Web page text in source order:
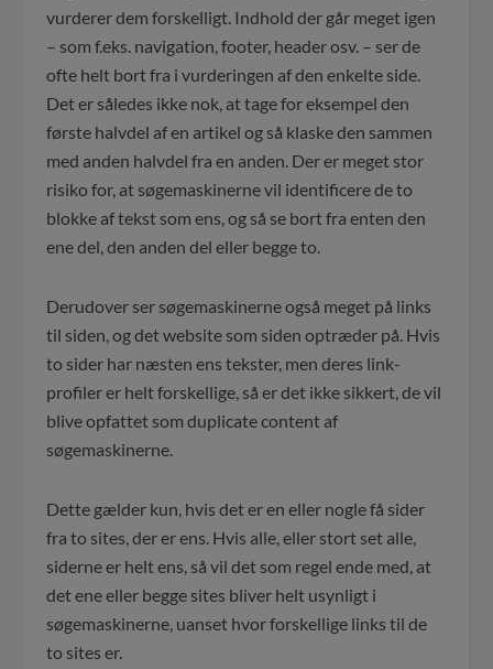
vurderer dem forskelligt. Indhold der går meget igen
– som f.eks. navigation, footer, header osv. – ser de
ofte helt bort fra i vurderingen af den enkelte side.
Det er således ikke nok, at tage for eksempel den
første halvdel af en artikel og så klaske den sammen
med anden halvdel fra en anden. Der er meget stor
risiko for, at søgemaskinerne vil identificere de to
blokke af tekst som ens, og så se bort fra enten den
ene del, den anden del eller begge to.
Derudover ser søgemaskinerne også meget på links
til siden, og det website som siden optræder på. Hvis
to sider har næsten ens tekster, men deres link-
profiler er helt forskellige, så er det ikke sikkert, de vil
blive opfattet som duplicate content af
søgemaskinerne.
Dette gælder kun, hvis det er en eller nogle få sider
fra to sites, der er ens. Hvis alle, eller stort set alle,
siderne er helt ens, så vil det som regel ende med, at
det ene eller begge sites bliver helt usynligt i
søgemaskinerne, uanset hvor forskellige links til de
to sites er.